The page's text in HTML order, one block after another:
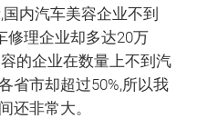
内汽车美容企业不到
修理企业却多达20万
的企业在数量上不到汽
省市却超过50%,所以我
还非常大。